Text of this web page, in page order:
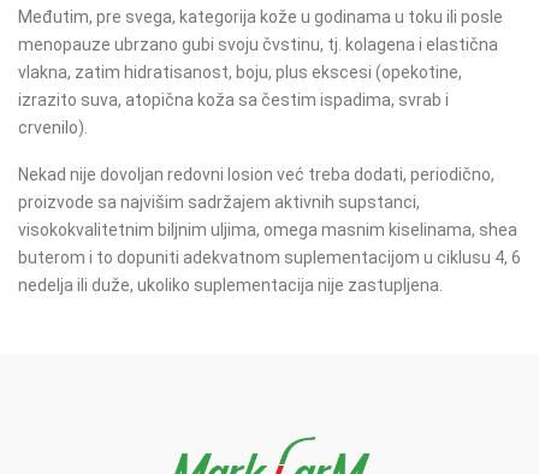
Međutim, pre svega, kategorija kože u godinama u toku ili posle
menopauze ubrzano gubi svoju čvstinu, tj. kolagena i elastična
vlakna, zatim hidratisanost, boju, plus ekscesi (opekotine,
izrazito suva, atopična koža sa čestim ispadima, svrab i
crvenilo).
Nekad nije dovoljan redovni losion već treba dodati, periodično,
proizvode sa najvišim sadržajem aktivnih supstanci,
visokokvalitetnim biljnim uljima, omega masnim kiselinama, shea
buterom i to dopuniti adekvatnom suplementacijom u ciklusu 4, 6
nedelja ili duže, ukoliko suplementacija nije zastupljena.